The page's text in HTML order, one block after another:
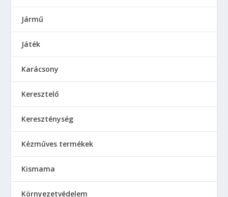
Jármű
Játék
Karácsony
Keresztelő
Kereszténység
Kézműves termékek
Kismama
Környezetvédelem